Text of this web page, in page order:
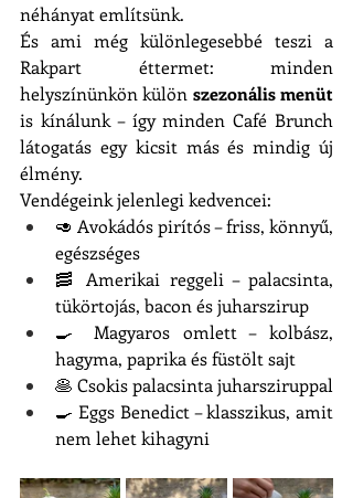
néhányat említsünk.
És ami még különlegesebbé teszi a
Rakpart éttermet: minden
helyszínünkön külön szezonális menüt
is kínálunk – így minden Café Brunch
látogatás egy kicsit más és mindig új
élmény.
Vendégeink jelenlegi kedvencei:
🥑 Avokádós pirítós – friss, könnyű,
egészséges
🥓 Amerikai reggeli – palacsinta,
tükörtojás, bacon és juharszirup
🍳 Magyaros omlett – kolbász,
hagyma, paprika és füstölt sajt
🥞 Csokis palacsinta juharsziruppal
🍳 Eggs Benedict – klasszikus, amit
nem lehet kihagyni